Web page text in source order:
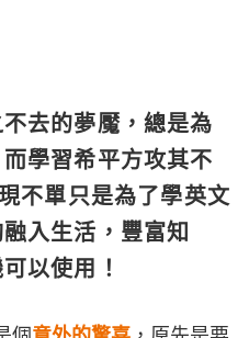
去的夢魘，總是為
學習希平方攻其不
不單只是為了學英文
入生活，豐富知
以使用！